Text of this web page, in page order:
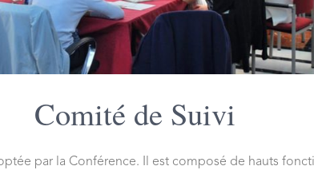
Comité de Suivi
par la Conférence. Il est composé de hauts